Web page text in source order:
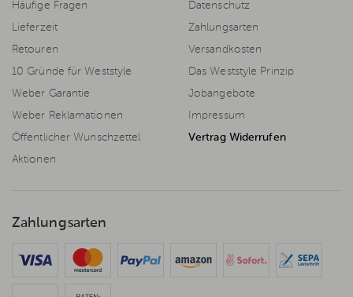
Häufige Fragen
Lieferzeit
Retouren
10 Gründe für Weststyle
Weber Garantie
Weber Reklamationen
Öffentlicher Wunschzettel
Aktionen
Datenschutz
Zahlungsarten
Versandkosten
Das Weststyle Prinzip
Jobangebote
Impressum
Vertrag Widerrufen
Zahlungsarten